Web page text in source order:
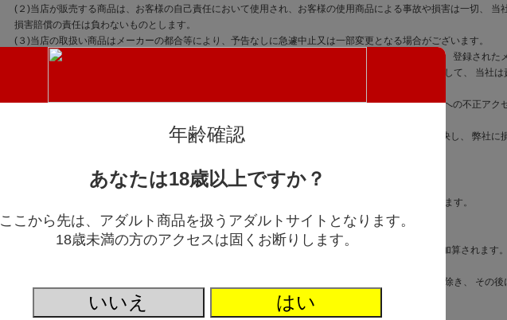
年齢確認
あなたは18歳以上ですか？
ここから先は、アダルト商品を扱うアダルトサイトとなります。
18歳未満の方のアクセスは固くお断りします。
いいえ はい
(２)当店が販売する商品は、お客様の自己責任において使用され、お客様の使用商品による事故や損害は一切、 当
損害賠償の責任は負わないものとします。
(３)当店の取扱い商品はメーカーの都合等により、予告なしに急遽中止又は一部変更となる場合がございます。
(４)登録されたメールアドレス並びにパスワードの管理はお客様の責任において行っていただきます。 登録された
ルアドレス並びにパスワードを利用して行われた行為、及び漏洩、不正使用について生じた損害に対して、 当社は
(５)通信回線やコンピュータなどの障害によるシステムの中断・遅滞・中止・データの消失、 データへの不正アク
(６)お客様が当店の利用によって第三者に対して損害を与えた場合、お客様の責任と費用をもって解決し、 弊社に
１１．ポイントについて
当店では、会員にご登録頂いたお客様に限り、店内でのお買い上げ金額に応じてポイントが加算されます。
当店内でのお買い物時に1ポイント＝１円としてご利用いただけます。
・「会員登録」頂いたお客様に限り、通常、当店内での商品お買い上げ金額100円ごとに１ポイント加算されます
・会員登録をしないで商品を購入した場合、購入後のご案内に従って引き続き会員登録をする場合を除き、 その後
めて会員登録をされてもポイントは獲得できません。
また、すでに会員登録があっても、購入後にログインした場合、ポイントの獲得はできません。